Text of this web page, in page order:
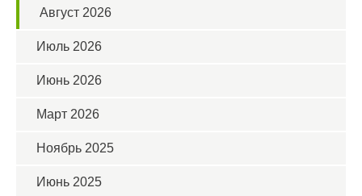
Август 2026
Июль 2026
Июнь 2026
Март 2026
Ноябрь 2025
Июнь 2025